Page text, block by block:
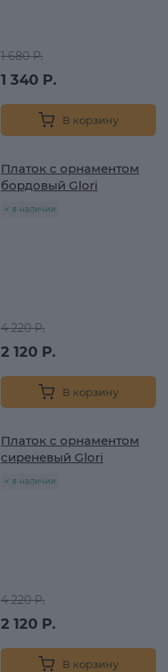
1 680 Р.
1 340 Р.
В корзину
Платок с орнаментом
бордовый Glori
в наличии
4 220 Р.
2 120 Р.
В корзину
Платок с орнаментом
сиреневый Glori
в наличии
4 220 Р.
2 120 Р.
В корзину